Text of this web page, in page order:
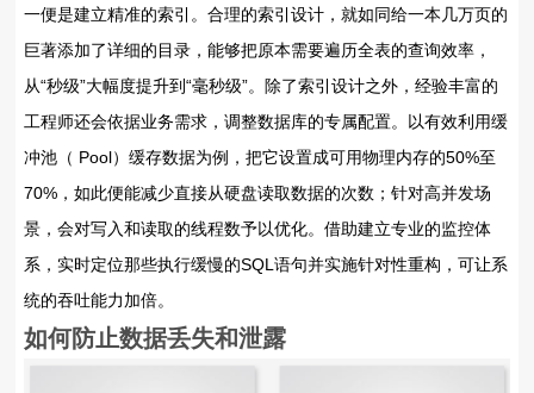
一便是建立精准的索引。合理的索引设计，就如同给一本几万页的
巨著添加了详细的目录，能够把原本需要遍历全表的查询效率，
从“秒级”大幅度提升到“毫秒级”。除了索引设计之外，经验丰富的
工程师还会依据业务需求，调整数据库的专属配置。以有效利用缓
冲池（ Pool）缓存数据为例，把它设置成可用物理内存的50%至
70%，如此便能减少直接从硬盘读取数据的次数；针对高并发场
景，会对写入和读取的线程数予以优化。借助建立专业的监控体
系，实时定位那些执行缓慢的SQL语句并实施针对性重构，可让系
统的吞吐能力加倍。
如何防止数据丢失和泄露